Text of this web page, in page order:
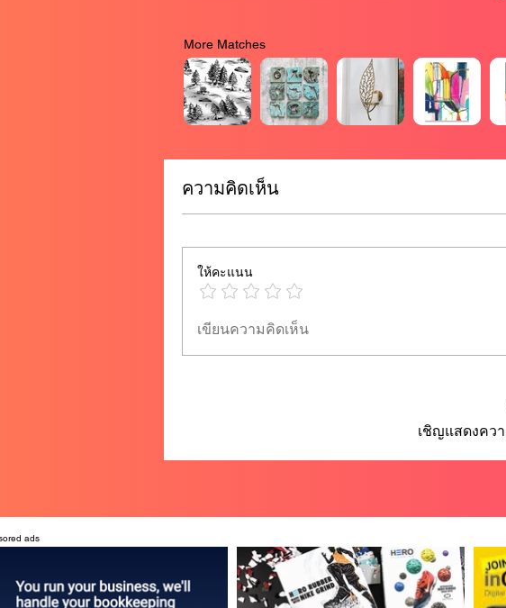
More Matches
ความคิดเห็น
ให้คะแนน
เขียนความคิดเห็น
เชิญแสดงคว
ads